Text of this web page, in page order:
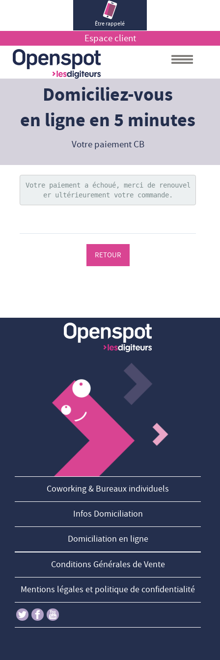
Espace client
Domiciliez-vous
en ligne en 5 minutes
Votre paiement CB
Votre paiement a échoué, merci de renouvel
er ultérieurement votre commande.
RETOUR
Être rappelé
Coworking & Bureaux individuels
Infos Domiciliation
Domiciliation en ligne
Conditions Générales de Vente
Mentions légales et politique de confidentialité